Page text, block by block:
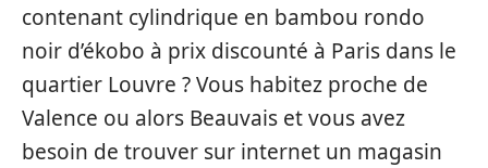
contenant cylindrique en bambou rondo
noir d’ékobo à prix discounté à Paris dans le
quartier Louvre ? Vous habitez proche de
Valence ou alors Beauvais et vous avez
besoin de trouver sur internet un magasin